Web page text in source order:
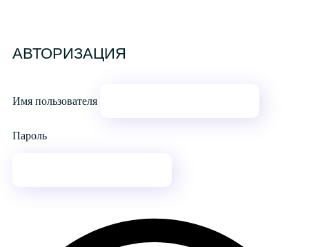
АВТОРИЗАЦИЯ
Имя пользователя
Пароль